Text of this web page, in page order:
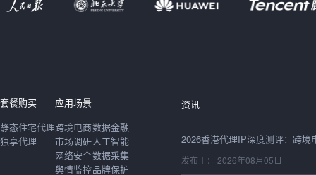
套餐购买
静态住宅代理
独享代理
应用场景
跨境电商
市场调研
网络安全
舆情监控
数据金融
人工智能
数据采集
品牌保护
资讯
发布于： 2026年08月05日
发布于： 2026年08月05日